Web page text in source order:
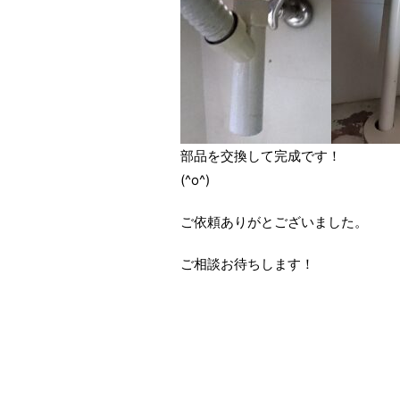
部品を交換して完成です！
(^o^)
ご依頼ありがとございました。
ご相談お待ちします！